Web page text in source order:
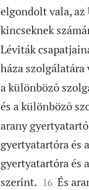
elgondolt vala, az
kincseknek
Léviták
háza
a különbözõ
és a különbözõ
arany
gyertyatartóra és
gyertyatartóra és
szerint.
16 És